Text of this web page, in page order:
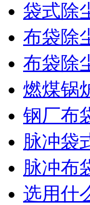
袋式除
布袋除
布袋除
燃煤锅
钢厂布
脉冲袋
脉冲布
选用什